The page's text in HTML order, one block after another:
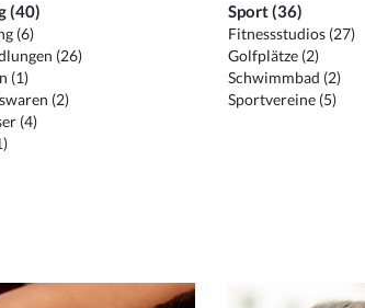
(40)
(6)
(26)
(1)
(2)
(4)
Sport (36)
Fitnessstudios (27)
Golfplätze (2)
Schwimmbad (2)
Sportvereine (5)